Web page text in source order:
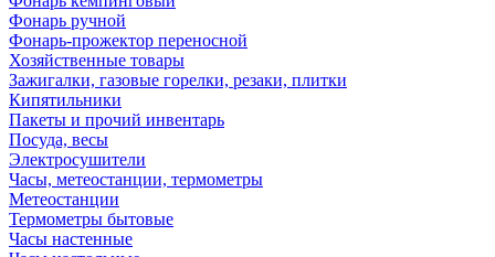
Фонарь ручной
Фонарь-прожектор переносной
Хозяйственные товары
Зажигалки, газовые горелки, резаки, плитки
Кипятильники
Пакеты и прочий инвентарь
Посуда, весы
Электросушители
Часы, метеостанции, термометры
Метеостанции
Термометры бытовые
Часы настенные